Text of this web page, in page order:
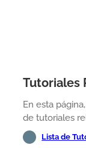
Tutoriales
En esta
de tutoriales
Lista de